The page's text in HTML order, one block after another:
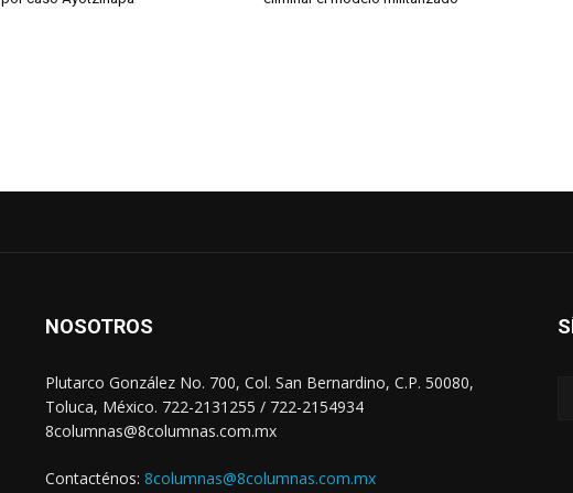
NOSOTROS
Plutarco González No. 700, Col. San Bernardino, C.P. 50080,
Toluca, México. 722-2131255 / 722-2154934
8columnas@8columnas.com.mx
Contacténos: 8columnas@8columnas.com.mx